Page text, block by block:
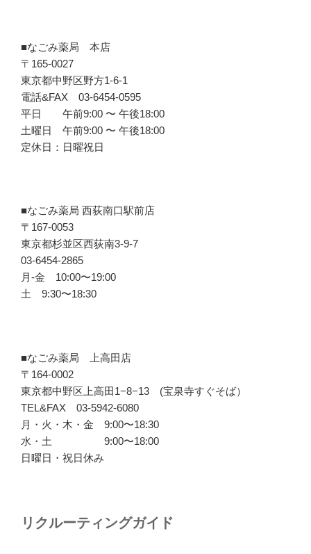
■なごみ薬局 本店
〒165-0027
東京都中野区野方1-6-1
電話&FAX 03-6454-0595
平日 午前9:00 〜 午後18:00
土曜日 午前9:00 〜 午後18:00
定休日：日曜祝日
■なごみ薬局 西荻南口駅前店
〒167-0053
東京都杉並区西荻南3-9-7
03-6454-2865
月-金 10:00〜19:00
土 9:30〜18:30
■なごみ薬局 上高田店
〒164-0002
東京都中野区上高田1−8−13 (宝泉寺すぐそば）
TEL&FAX 03-5942-6080
月・火・木・金 9:00〜18:30
水・土 9:00〜18:00
日曜日・祝日休み
リクルーティングガイド